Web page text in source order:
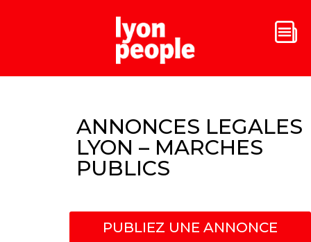
ANNONCES LEGALES
LYON – MARCHES
PUBLICS
PUBLIEZ UNE ANNONCE